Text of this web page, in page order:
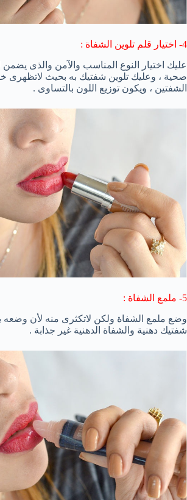
4- اختيار قلم تلوين الشفاة :
عليك اختيار النوع المناسب والآمن والذى
صحية ، وعليك تلوين شفتيك به بحيث
الشفتين ، ويكون توزيع اللون بالتساوى .
5- ملمع الشفاة :
وضع ملمع الشفاة ولكن لاتكثرى منه لأن وضعه
شفتيك دهنية والشفاة الدهنية غير جذابة .